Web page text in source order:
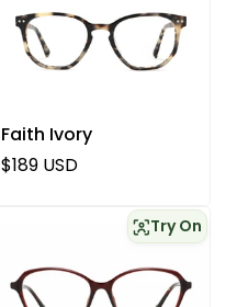
Faith Ivory
Regulärer Preis
$189 USD
Try On